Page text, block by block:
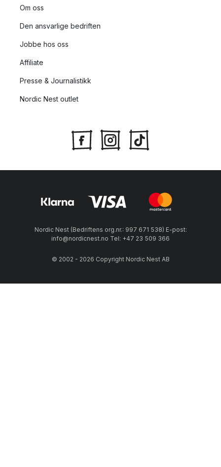
Om oss
Den ansvarlige bedriften
Jobbe hos oss
Affiliate
Presse & Journalistikk
Nordic Nest outlet
Nordic Nest (Bedriftens org.nr.: 997 671 538) E-post:
info@nordicnest.no Tel: +47 23 509 366
© 2002 - 2026 Copyright Nordic Nest AB